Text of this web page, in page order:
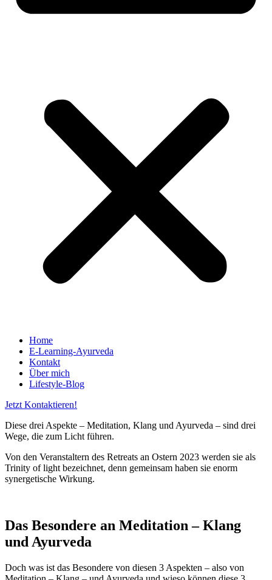
Home
E-Learning-Ayurveda
Kontakt
Über mich
Lifestyle-Blog
Jetzt Kontaktieren!
Diese drei Aspekte – Meditation, Klang und Ayurveda – sind drei
Wege, die zum Licht führen.
Von den Veranstaltern des Retreats an Ostern 2023 werden sie als
Trinity of light bezeichnet, denn gemeinsam haben sie enorm
synergetische Wirkung.
Das Besondere an Meditation – Klang
und Ayurveda
Doch was ist das Besondere von diesen 3 Aspekten – also von